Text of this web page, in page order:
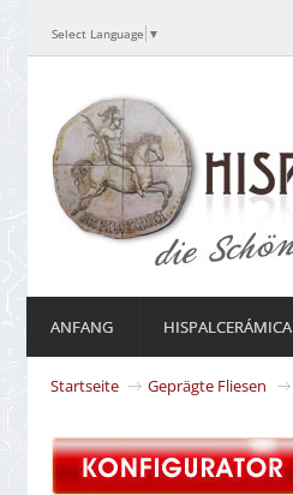
Select Language ▼
ANFANG HISPALCERÁMICA
Startseite Geprägte Fliesen